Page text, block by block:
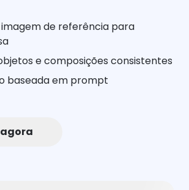
de referência para
e composições consistentes
baseada em prompt